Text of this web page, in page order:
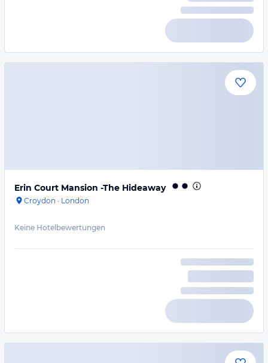
Erin Court Mansion -The Hideaway
Croydon · London
Keine Hotelbewertungen